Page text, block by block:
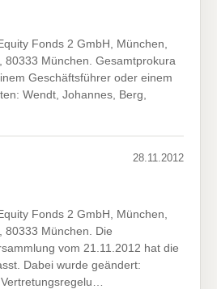
Fonds 2 GmbH, München,
80333 München. Gesamtprokura
Geschäftsführer oder einem
Wendt, Johannes, Berg,
28.11.2012
Fonds 2 GmbH, München,
80333 München. Die
vom 21.11.2012 hat die
Dabei wurde geändert: